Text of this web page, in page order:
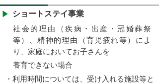
ショートステイ事業
社会的理由（疾病・出産・冠婚葬祭
等）、精神的理由（育児疲れ等）によ
り、家庭においてお子さんを
養育できない場合
・ 利用時間については、受け入れる施設等と